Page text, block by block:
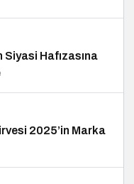
Siyasi Hafızasına
2025’in Marka